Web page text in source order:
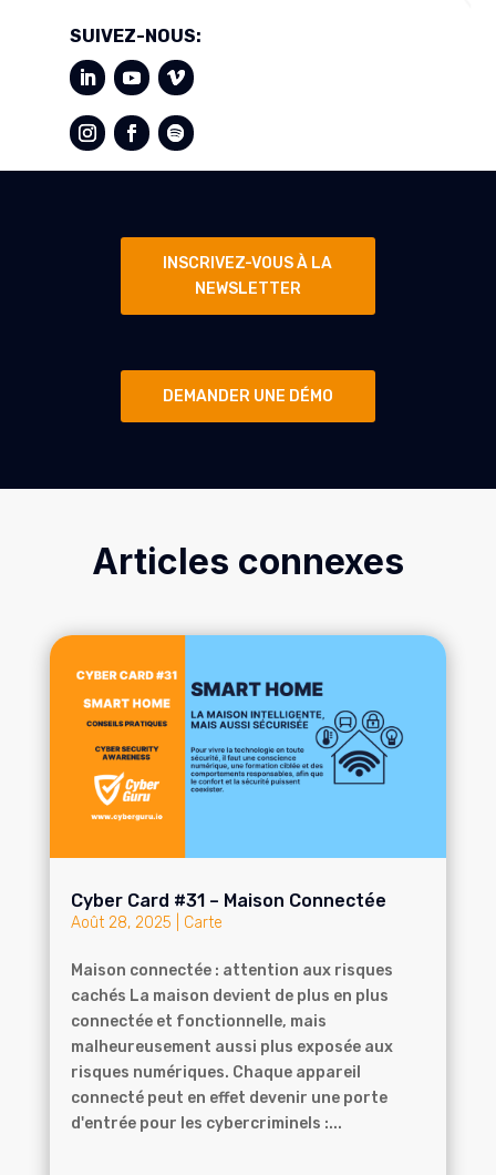
SUIVEZ-NOUS:
INSCRIVEZ-VOUS À LA
NEWSLETTER
DEMANDER UNE DÉMO
Articles connexes
Cyber Card #31 – Maison Connectée
Août 28, 2025 Carte
Maison connectée : attention aux risques
cachés La maison devient de plus en plus
connectée et fonctionnelle, mais
malheureusement aussi plus exposée aux
risques numériques. Chaque appareil
connecté peut en effet devenir une porte
d'entrée pour les cybercriminels :...